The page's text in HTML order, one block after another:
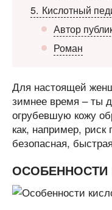
5 Кислотный
Автор
Роман
Для настоящей
зимнее время – ты
огрубевшую кожу
как, например,
безопасная,
ОСОБЕННОСТИ